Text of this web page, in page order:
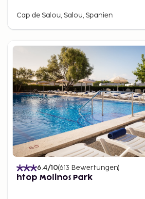
Cap de Salou, Salou, Spanien
6.4/10(613 Bewertungen)
htop Molinos Park